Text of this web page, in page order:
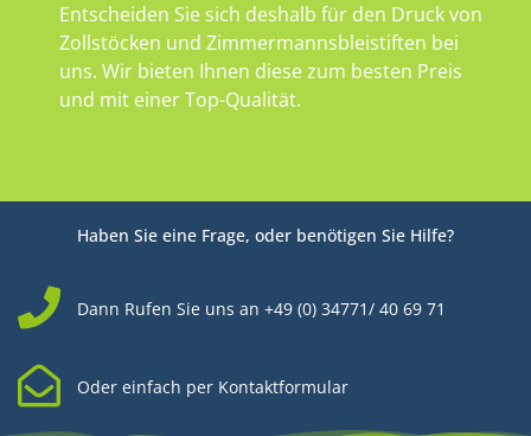
Entscheiden Sie sich deshalb für den Druck von
Zollstöcken und Zimmermannsbleistiften bei
uns. Wir bieten Ihnen diese zum besten Preis
und mit einer Top-Qualität.
Haben Sie eine Frage, oder benötigen Sie Hilfe?
Dann Rufen Sie uns an +49 (0) 34771/ 40 69 71
Oder einfach per Kontaktformular